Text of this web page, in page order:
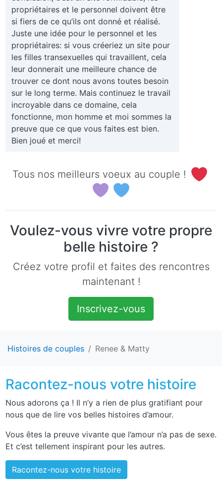
propriétaires et le personnel doivent être
si fiers de ce qu’ils ont donné et réalisé.
Juste une idée pour le personnel et les
propriétaires: si vous créeriez un site pour
les filles transexuelles qui travaillent, cela
leur donnerait une meilleure chance de
trouver ce dont nous avons toutes besoin
sur le long terme. Mais continuez le travail
incroyable dans ce domaine, cela
fonctionne, mon homme et moi sommes la
preuve que ce que vous faites est bien.
Bien joué et merci!
Tous nos meilleurs voeux au couple !
Voulez-vous vivre votre propre
belle histoire ?
Créez votre profil et faites des rencontres
maintenant !
Inscrivez-vous
Histoires de couples Renee & Matty
Racontez-nous votre histoire
Nous adorons ça ! Il n’y a rien de plus gratifiant pour
nous que de lire vos belles histoires d’amour.
Vous êtes la preuve vivante que l’amour n’a pas de sexe.
Et c’est tellement inspirant pour les autres.
Racontez-nous votre histoire